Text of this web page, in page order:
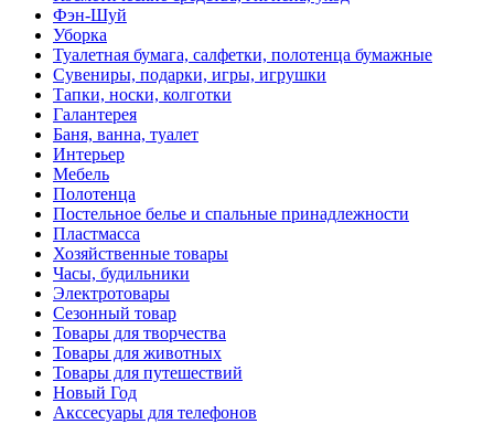
Фэн-Шуй
Уборка
Туалетная бумага, салфетки, полотенца бумажные
Сувениры, подарки, игры, игрушки
Тапки, носки, колготки
Галантерея
Баня, ванна, туалет
Интерьер
Мебель
Полотенца
Постельное белье и спальные принадлежности
Пластмасса
Хозяйственные товары
Часы, будильники
Электротовары
Сезонный товар
Товары для творчества
Товары для животных
Товары для путешествий
Новый Год
Акссесуары для телефонов